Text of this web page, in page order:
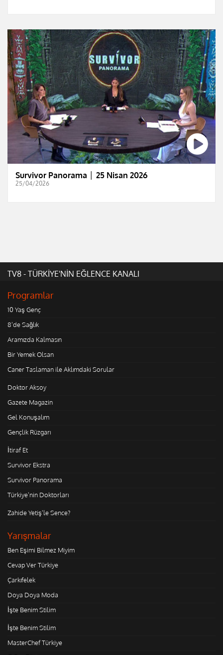
Survivor Panorama │ 25 Nisan 2026
25/04/2026
TV8 - TÜRKİYE'NİN EĞLENCE KANALI
Programlar
10 Yaş Genç
8'de Sağlık
Aramızda Kalmasın
Bir Yemek Olsan
Caner Taslaman ile Aklımdaki Sorular
Doktor Aksoy
Gazete Magazin
Gel Konuşalım
Gençlik Rüzgarı
İtiraf Et
Survivor Ekstra
Survivor Panorama
Türkiye'nin Doktorları
Zahide Yetiş'le Sence?
Yarışmalar
Ben Eşimi Bilmez Miyim
Cevap Ver Türkiye
Çarkıfelek
Doya Doya Moda
İşte Benim Stilim
İşte Benim Stilim
MasterChef Türkiye